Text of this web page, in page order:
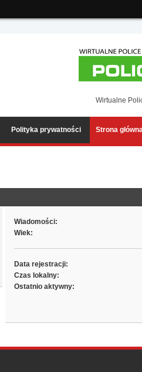
in
Wirtualne
Polityka prywatności Strona
Wiadomości:
Wiek:
Data rejestracji:
Czas lokalny:
Ostatnio aktywny: